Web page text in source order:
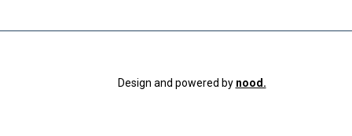
Design and powered by nood.